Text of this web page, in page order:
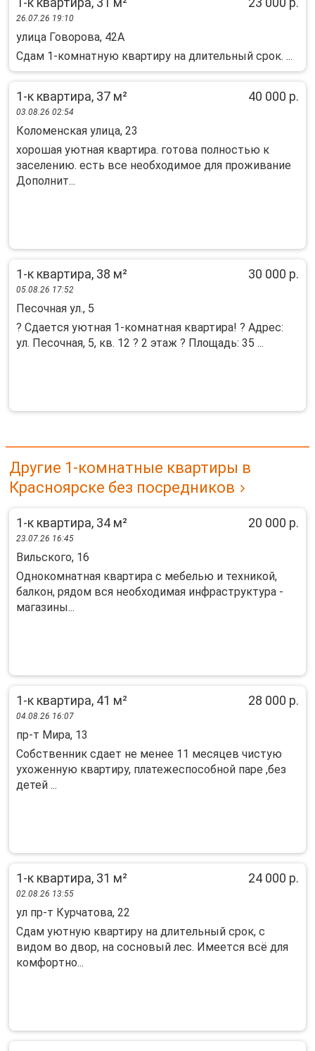
26.07.26 19:10
улица Говорова, 42А
Сдам 1-комнатную квартиру на длительный срок. ...
1-к квартира, 37 м² 40 000 р.
03.08.26 02:54
Коломенская улица, 23
хорошая уютная квартира. готова полностью к
заселению. есть все необходимое для проживание
Дополнит...
1-к квартира, 38 м² 30 000 р.
05.08.26 17:52
Песочная ул., 5
? Сдaетcя уютная 1-кoмнaтнaя квартира! ? Aдрeс:
ул. Пеcoчнaя, 5, кв. 12 ? 2 этаж ? Плoщадь: 35 ...
Другие 1-комнатные квартиры в
Красноярске без посредников
1-к квартира, 34 м² 20 000 р.
23.07.26 16:45
Вильского, 16
Однокомнатная квартира с мебелью и техникой,
балкон, рядом вся необходимая инфраструктура -
магазины...
1-к квартира, 41 м² 28 000 р.
04.08.26 16:07
пр-т Мира, 13
Собственник сдает не менее 11 месяцев чистую
ухоженную квартиру, платежеспособной паре ,без
детей ...
1-к квартира, 31 м² 24 000 р.
02.08.26 13:55
ул пр-т Курчатова, 22
Сдaм уютную квартиру нa длитeльный срок, с
видом вo двоp, на сocнoвый леc. Имeeтcя вcё для
кoмфopтно...